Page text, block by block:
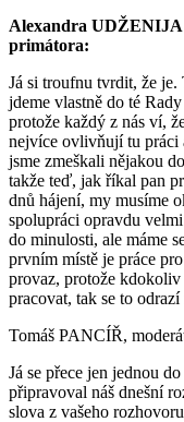
Alexandra UDŽENIJA
primátora:
Já si troufnu tvrdit, že je.
jdeme vlastně do té
protože každý z nás ví,
nejvíce ovlivňují tu práci
jsme zmeškali nějakou
takže teď, jak říkal pan
dnů hájení, my musíme
spolupráci opravdu
do minulosti, ale máme
prvním místě je práce
provaz, protože kdokoliv
pracovat, tak se to odrazí
Tomáš PANCÍŘ,
Já se přece jen jednou
připravoval náš dnešní
slova z vašeho